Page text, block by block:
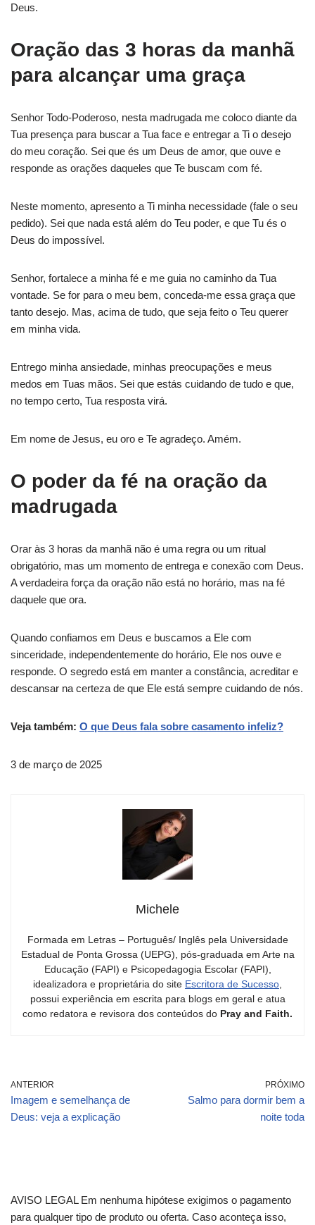
Deus.
Oração das 3 horas da manhã
para alcançar uma graça
Senhor Todo-Poderoso, nesta madrugada me coloco diante da
Tua presença para buscar a Tua face e entregar a Ti o desejo
do meu coração. Sei que és um Deus de amor, que ouve e
responde as orações daqueles que Te buscam com fé.
Neste momento, apresento a Ti minha necessidade (fale o seu
pedido). Sei que nada está além do Teu poder, e que Tu és o
Deus do impossível.
Senhor, fortalece a minha fé e me guia no caminho da Tua
vontade. Se for para o meu bem, conceda-me essa graça que
tanto desejo. Mas, acima de tudo, que seja feito o Teu querer
em minha vida.
Entrego minha ansiedade, minhas preocupações e meus
medos em Tuas mãos. Sei que estás cuidando de tudo e que,
no tempo certo, Tua resposta virá.
Em nome de Jesus, eu oro e Te agradeço. Amém.
O poder da fé na oração da
madrugada
Orar às 3 horas da manhã não é uma regra ou um ritual
obrigatório, mas um momento de entrega e conexão com Deus.
A verdadeira força da oração não está no horário, mas na fé
daquele que ora.
Quando confiamos em Deus e buscamos a Ele com
sinceridade, independentemente do horário, Ele nos ouve e
responde. O segredo está em manter a constância, acreditar e
descansar na certeza de que Ele está sempre cuidando de nós.
Veja também: O que Deus fala sobre casamento infeliz?
3 de março de 2025
Michele
Formada em Letras – Português/ Inglês pela Universidade
Estadual de Ponta Grossa (UEPG), pós-graduada em Arte na
Educação (FAPI) e Psicopedagogia Escolar (FAPI),
idealizadora e proprietária do site Escritora de Sucesso
possui experiência em escrita para blogs em geral e atua
como redatora e revisora dos conteúdos do Pray and Faith.
ANTERIOR
Imagem e semelhança de
Deus: veja a explicação
PRÓXIMO
Salmo para dormir bem a
noite toda
AVISO LEGAL Em nenhuma hipótese exigimos o pagamento
para qualquer tipo de produto ou oferta. Caso aconteça isso,